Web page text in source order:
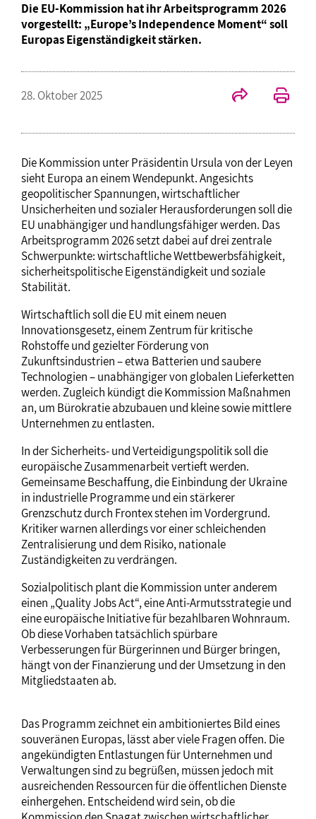
Die EU-Kommission hat ihr Arbeitsprogramm 2026
vorgestellt: „Europe’s Independence Moment“ soll
Europas Eigenständigkeit stärken.
28. Oktober 2025
Die Kommission unter Präsidentin Ursula von der Leyen
sieht Europa an einem Wendepunkt. Angesichts
geopolitischer Spannungen, wirtschaftlicher
Unsicherheiten und sozialer Herausforderungen soll die
EU unabhängiger und handlungsfähiger werden. Das
Arbeitsprogramm 2026 setzt dabei auf drei zentrale
Schwerpunkte: wirtschaftliche Wettbewerbsfähigkeit,
sicherheitspolitische Eigenständigkeit und soziale
Stabilität.
Wirtschaftlich soll die EU mit einem neuen
Innovationsgesetz, einem Zentrum für kritische
Rohstoffe und gezielter Förderung von
Zukunftsindustrien – etwa Batterien und saubere
Technologien – unabhängiger von globalen Lieferketten
werden. Zugleich kündigt die Kommission Maßnahmen
an, um Bürokratie abzubauen und kleine sowie mittlere
Unternehmen zu entlasten.
In der Sicherheits- und Verteidigungspolitik soll die
europäische Zusammenarbeit vertieft werden.
Gemeinsame Beschaffung, die Einbindung der Ukraine
in industrielle Programme und ein stärkerer
Grenzschutz durch Frontex stehen im Vordergrund.
Kritiker warnen allerdings vor einer schleichenden
Zentralisierung und dem Risiko, nationale
Zuständigkeiten zu verdrängen.
Sozialpolitisch plant die Kommission unter anderem
einen „Quality Jobs Act“, eine Anti-Armutsstrategie und
eine europäische Initiative für bezahlbaren Wohnraum.
Ob diese Vorhaben tatsächlich spürbare
Verbesserungen für Bürgerinnen und Bürger bringen,
hängt von der Finanzierung und der Umsetzung in den
Mitgliedstaaten ab.
Das Programm zeichnet ein ambitioniertes Bild eines
souveränen Europas, lässt aber viele Fragen offen. Die
angekündigten Entlastungen für Unternehmen und
Verwaltungen sind zu begrüßen, müssen jedoch mit
ausreichenden Ressourcen für die öffentlichen Dienste
einhergehen. Entscheidend wird sein, ob die